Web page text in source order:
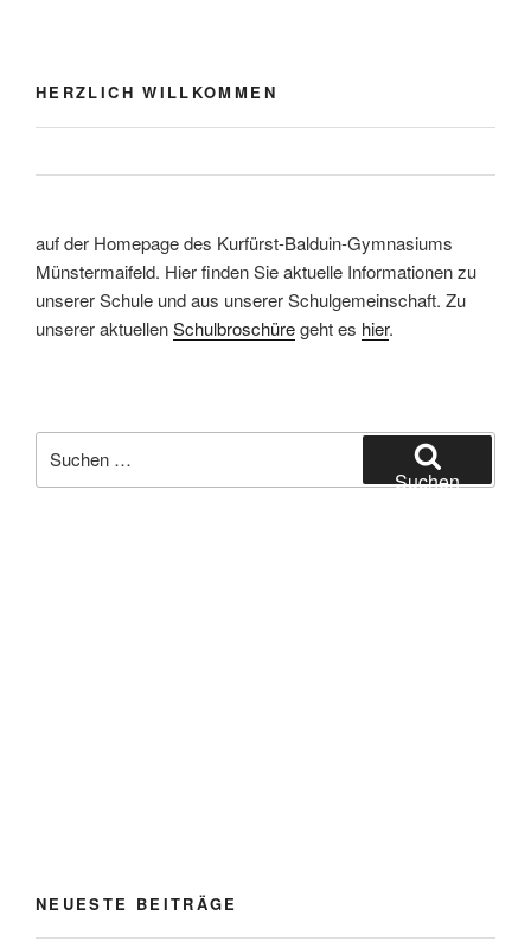
HERZLICH WILLKOMMEN
auf der Homepage des Kurfürst-Balduin-Gymnasiums
Münstermaifeld. Hier finden Sie aktuelle Informationen zu
unserer Schule und aus unserer Schulgemeinschaft. Zu
unserer aktuellenSchulbroschüregeht es hier.
nach:
Suchen
NEUESTE BEITRÄGE